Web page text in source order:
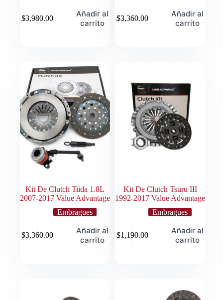
$3,980.00
Añadir al
carrito
$3,360.00
Añadir al
carrito
Kit De Clutch Tiida 1.8L
2007-2017 Value Advantage
Embragues
$3,360.00
Añadir al
carrito
Kit De Clutch Tsuru III
1992-2017 Value Advantage
Embragues
$1,190.00
Añadir al
carrito